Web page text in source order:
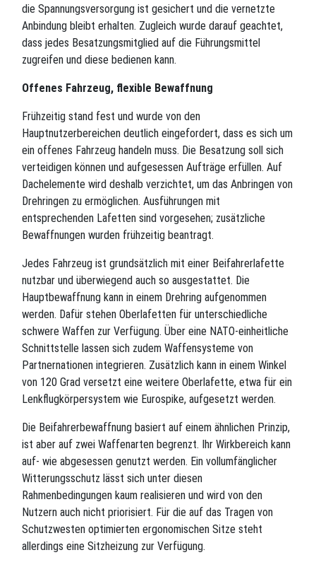
die Spannungsversorgung ist gesichert und die vernetzte
Anbindung bleibt erhalten. Zugleich wurde darauf geachtet,
dass jedes Besatzungsmitglied auf die Führungsmittel
zugreifen und diese bedienen kann.
Offenes Fahrzeug, flexible Bewaffnung
Frühzeitig stand fest und wurde von den
Hauptnutzerbereichen deutlich eingefordert, dass es sich um
ein offenes Fahrzeug handeln muss. Die Besatzung soll sich
verteidigen können und aufgesessen Aufträge erfüllen. Auf
Dachelemente wird deshalb verzichtet, um das Anbringen von
Drehringen zu ermöglichen. Ausführungen mit
entsprechenden Lafetten sind vorgesehen; zusätzliche
Bewaffnungen wurden frühzeitig beantragt.
Jedes Fahrzeug ist grundsätzlich mit einer Beifahrerlafette
nutzbar und überwiegend auch so ausgestattet. Die
Hauptbewaffnung kann in einem Drehring aufgenommen
werden. Dafür stehen Oberlafetten für unterschiedliche
schwere Waffen zur Verfügung. Über eine NATO-einheitliche
Schnittstelle lassen sich zudem Waffensysteme von
Partnernationen integrieren. Zusätzlich kann in einem Winkel
von 120 Grad versetzt eine weitere Oberlafette, etwa für ein
Lenkflugkörpersystem wie Eurospike, aufgesetzt werden.
Die Beifahrerbewaffnung basiert auf einem ähnlichen Prinzip,
ist aber auf zwei Waffenarten begrenzt. Ihr Wirkbereich kann
auf- wie abgesessen genutzt werden. Ein vollumfänglicher
Witterungsschutz lässt sich unter diesen
Rahmenbedingungen kaum realisieren und wird von den
Nutzern auch nicht priorisiert. Für die auf das Tragen von
Schutzwesten optimierten ergonomischen Sitze steht
allerdings eine Sitzheizung zur Verfügung.